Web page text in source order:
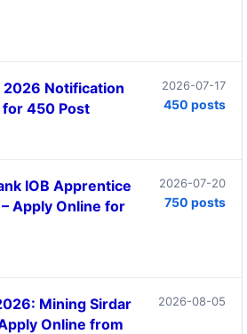
2026 Notification
for 450 Post
2026-07-17
450 posts
IOB Apprentice
Apply Online for
2026-07-20
750 posts
Mining Sirdar
Online from
2026-08-05